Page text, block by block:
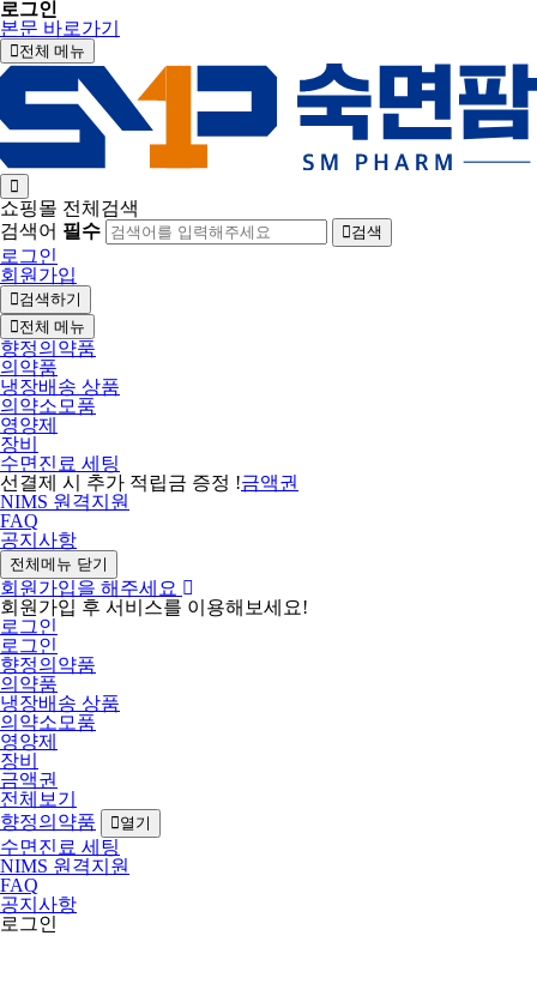
로그인
본문 바로가기
전체 메뉴
쇼핑몰 전체검색
검색어 필수 검색
로그인
회원가입
검색하기
전체 메뉴
향정의약품
의약품
냉장배송 상품
의약소모품
영양제
장비
수면진료 세팅
선결제 시 추가 적립금 증정 !금액권
NIMS 원격지원
FAQ
공지사항
전체메뉴 닫기
회원가입을 해주세요
회원가입 후 서비스를 이용해보세요!
로그인
로그인
향정의약품
의약품
냉장배송 상품
의약소모품
영양제
장비
금액권
전체보기
향정의약품
열기
수면진료 세팅
NIMS 원격지원
FAQ
공지사항
로그인